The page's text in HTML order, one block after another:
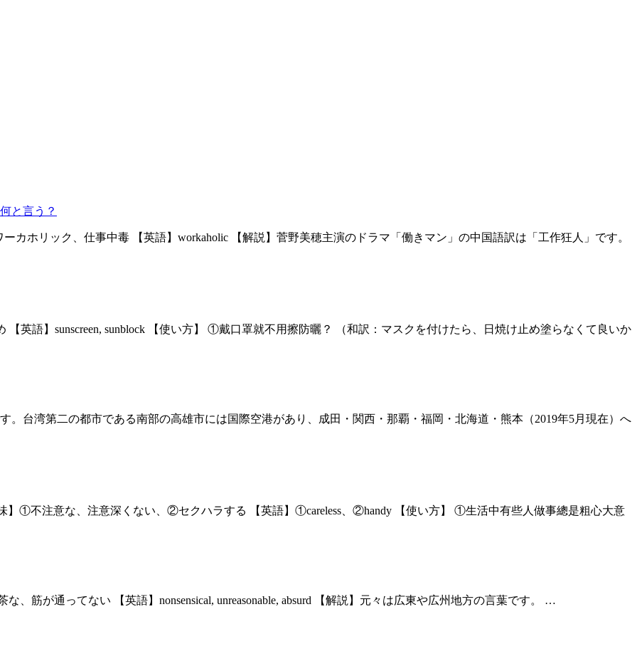
と言う？
カホリック、仕事中毒 【英語】workaholic 【解説】菅野美穂主演のドラマ「働きマン」の中国語訳は「工作狂人」です。
【英語】sunscreen, sunblock 【使い方】 ①戴口罩就不用擦防曬？ （和訳：マスクを付けたら、日焼け止め塗らなくて良いか
。台湾第二の都市である南部の高雄市には国際空港があり、成田・関西・那覇・福岡・北海道・熊本（2019年5月現在）へ
味】①不注意な、注意深くない、②セクハラする 【英語】①careless、②handy 【使い方】 ①生活中有些人做事總是粗心大意
、筋が通ってない 【英語】nonsensical, unreasonable, absurd 【解説】元々は広東や広州地方の言葉です。 …